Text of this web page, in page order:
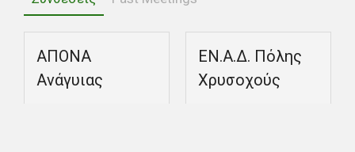
ΑΠΟΝΑ
Ανάγυιας
EΝ.Α.Δ. Πόλης
Χρυσοχούς